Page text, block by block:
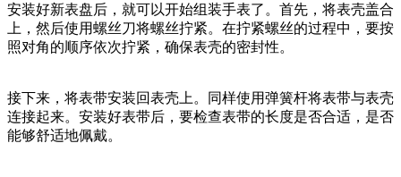
安装好新表盘后，就可以开始组装手表了。首先，将表壳盖合
上，然后使用螺丝刀将螺丝拧紧。在拧紧螺丝的过程中，要按
照对角的顺序依次拧紧，确保表壳的密封性。
接下来，将表带安装回表壳上。同样使用弹簧杆将表带与表壳
连接起来。安装好表带后，要检查表带的长度是否合适，是否
能够舒适地佩戴。